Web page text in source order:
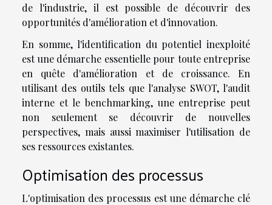
de l'industrie, il est possible de découvrir des
opportunités d'amélioration et d'innovation.
En somme, l'identification du potentiel inexploité
est une démarche essentielle pour toute entreprise
en quête d'amélioration et de croissance. En
utilisant des outils tels que l'analyse SWOT, l'audit
interne et le benchmarking, une entreprise peut
non seulement se découvrir de nouvelles
perspectives, mais aussi maximiser l'utilisation de
ses ressources existantes.
Optimisation des processus
L'optimisation des processus est une démarche clé